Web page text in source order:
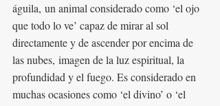
águila, un animal considerado como ‘el ojo
que todo lo ve’ capaz de mirar al sol
directamente y de ascender por encima de
las nubes, imagen de la luz espiritual, la
profundidad y el fuego. Es considerado en
muchas ocasiones como ‘el divino’ o ‘el